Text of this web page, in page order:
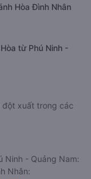
Hòa Đình Nhân
từ Phú Ninh -
đột xuất trong các
Ninh - Quảng Nam:
Nhân: